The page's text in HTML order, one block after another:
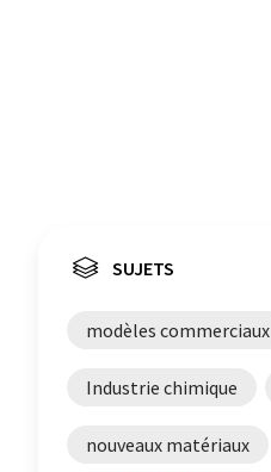
SUJETS
modèles commerciaux
Industrie chimique
nouveaux matériaux